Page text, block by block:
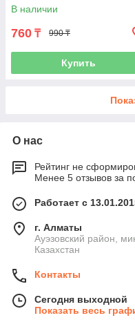
В наличии
760 ₸ 990 ₸
Купить
О нас
Рейтинг не
Менее 5 отзывов за
Работает с
г. Алматы
Ауэзовский район,
Казахстан
Контакты
Сегодня выходной
Показать весь